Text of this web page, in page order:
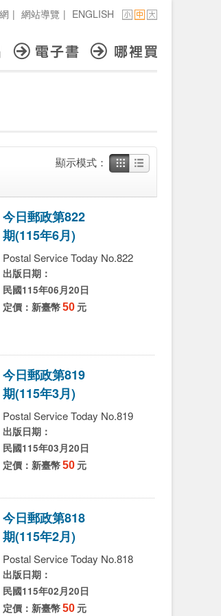
| 網站導覽 | ENGLISH
字 字 字
顯示模式：
今日郵政第822
期(115年6月)
Postal Service Today No.822
出版日期：
民國115年06月20日
定價：新臺幣50 元
今日郵政第819
期(115年3月)
Postal Service Today No.819
出版日期：
民國115年03月20日
定價：新臺幣50 元
今日郵政第818
期(115年2月)
Postal Service Today No.818
出版日期：
民國115年02月20日
定價：新臺幣50 元